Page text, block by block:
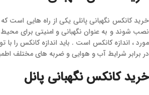
خرید کانکس نگهبانی پانلی یکی از راه‌ هایی است
نصب شوند و به عنوان نگهبانی و امنیتی برای
مورد ، اندازه کانکس است . باید اندازه کانکس
در برابر شرایط آب و هوایی و ضربه‌ های مختلف
خرید کانکس نگهبانی پانل